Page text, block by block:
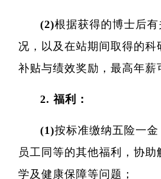
(2)根据获得的博士后
况，以及在站期间取得的科
补贴与绩效奖励，最高年薪
2. 福利：
(1)按标准缴纳五险一
员工同等的其他福利，协助
学及健康保障等问题；